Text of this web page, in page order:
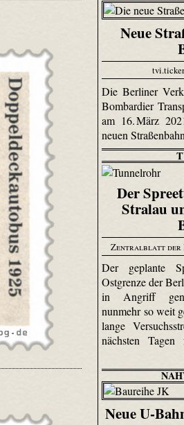
Neue
tvi.ticker
Die Berliner
Bombardier
am 16. März
neuen
Der
Stralau
Zentralblatt der
Der geplante
Ostgrenze der
in Angriff
nunmehr so weit
lange
nächsten
Neue U-